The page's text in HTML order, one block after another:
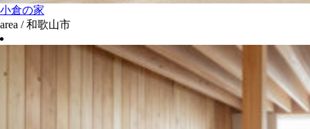
小倉の家
area / 和歌山市